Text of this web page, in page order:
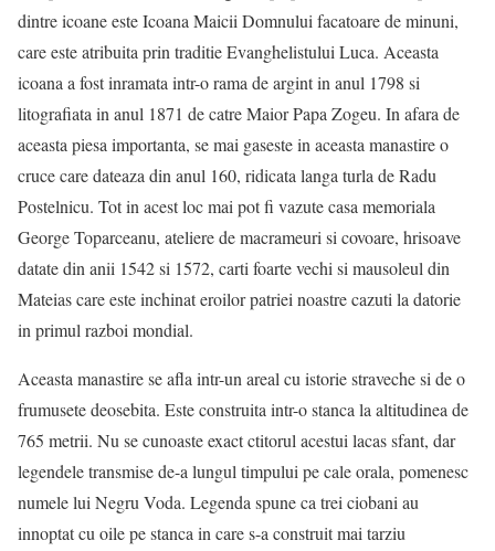
dintre icoane este Icoana Maicii Domnului facatoare de minuni,
care este atribuita prin traditie Evanghelistului Luca. Aceasta
icoana a fost inramata intr-o rama de argint in anul 1798 si
litografiata in anul 1871 de catre Maior Papa Zogeu. In afara de
aceasta piesa importanta, se mai gaseste in aceasta manastire o
cruce care dateaza din anul 160, ridicata langa turla de Radu
Postelnicu. Tot in acest loc mai pot fi vazute casa memoriala
George Toparceanu, ateliere de macrameuri si covoare, hrisoave
datate din anii 1542 si 1572, carti foarte vechi si mausoleul din
Mateias care este inchinat eroilor patriei noastre cazuti la datorie
in primul razboi mondial.
Aceasta manastire se afla intr-un areal cu istorie straveche si de o
frumusete deosebita. Este construita intr-o stanca la altitudinea de
765 metrii. Nu se cunoaste exact ctitorul acestui lacas sfant, dar
legendele transmise de-a lungul timpului pe cale orala, pomenesc
numele lui Negru Voda. Legenda spune ca trei ciobani au
innoptat cu oile pe stanca in care s-a construit mai tarziu